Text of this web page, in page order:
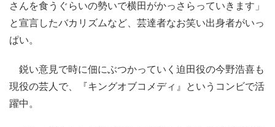
さんを食うぐらいの勢いで横田がかっさらっていきます」
と宣言したバカリズムなど、芸達者なお笑い出身者がいっ
ぱい。
鋭い意見で時に佃にぶつかっていく迫田役の今野浩喜も
現役の芸人で、『キングオブコメディ』というコンビで活
躍中。